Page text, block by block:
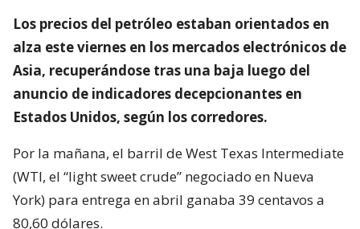
Los precios del petróleo estaban orientados en
alza este viernes en los mercados electrónicos de
Asia, recuperándose tras una baja luego del
anuncio de indicadores decepcionantes en
Estados Unidos, según los corredores.
Por la mañana, el barril de West Texas Intermediate
(WTI, el “light sweet crude” negociado en Nueva
York) para entrega en abril ganaba 39 centavos a
80,60 dólares.